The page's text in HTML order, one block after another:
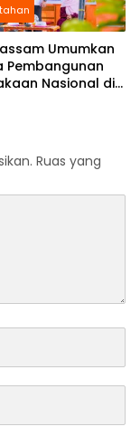
Umumkan
Pembangunan
Nasional di
Ruas yang